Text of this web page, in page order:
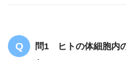
問1 ヒトの体細胞内